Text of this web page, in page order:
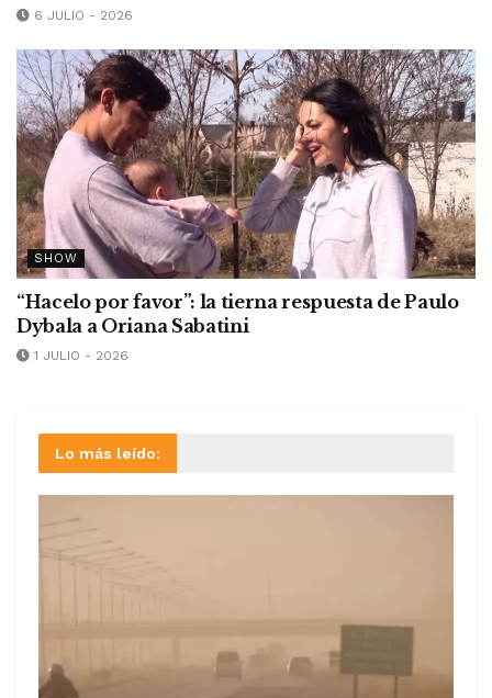
6 JULIO - 2026
SHOW
“Hacelo por favor”: la tierna respuesta de Paulo
Dybala a Oriana Sabatini
1 JULIO - 2026
Lo más leído: